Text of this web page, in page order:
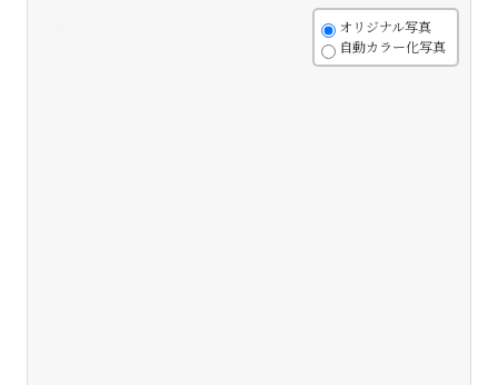
オリジナル写真
自動カラー化写真